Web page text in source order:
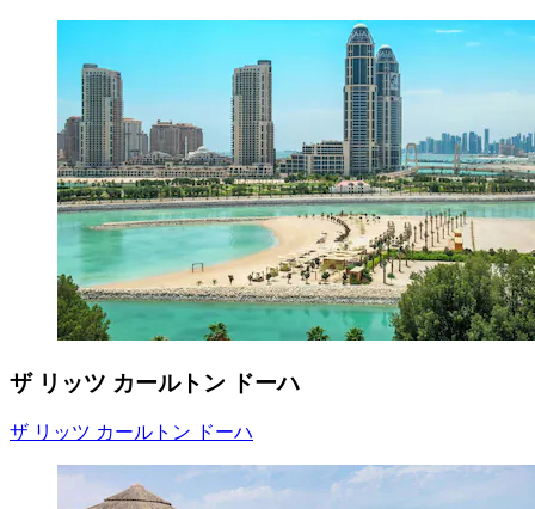
ザ リッツ カールトン ドーハ
ザ リッツ カールトン ドーハ